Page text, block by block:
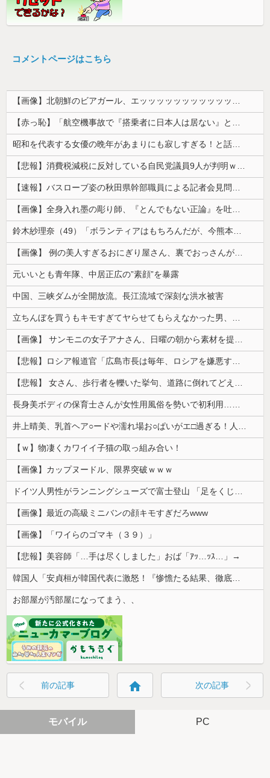
コメントページはこちら
【画像】北朝鮮のビアガール、エッッッッッッッッッッッッッッッッッ！
【赤っ恥】「航空機事故で『搭乗者に日本人は居ない』という発表は嫌い。人間として同じ価値だと思う」→ツッコミ殺到も「自分が気に入らないと思った」と...
昭和を代表する女優の晩年があまりにも寂しすぎる！と話題に、自身の子供を餓死する寸前までネグレクトした挙句……
【悲報】消費税減税に反対している自民党議員9人が判明ｗｗｗｗｗｗ
【速報】バスローブ姿の秋田県幹部職員による記者会見問題、ラブホテルからの参加だと特定「体調が優れなかったため...」とは何だったのか
【画像】全身入れ墨の彫り師、『とんでもない正論』を吐いて30万再生されてしまうｗｗｗｗｗｗｗ
鈴木紗理奈（49）「ボランティアはもちろんだが、今熊本へ旅行に行くことも支援になる」
【画像】 例の美人すぎるおにぎり屋さん、裏でおっさんが握っていたｗｗｗｗｗｗｗｗｗｗｗｗｗｗｗｗｗ
元いいとも青年隊、中居正広の”素顔”を暴露
中国、三峡ダムが全開放流。長江流域で深刻な洪水被害
立ちんぼを買うもキモすぎてヤらせてもらえなかった男、代わりの足コキでまさかの大量身寸米青ｗｗｗ
【画像】 サンモニの女子アナさん、日曜の朝から素材を提供してしまう
【悲報】ロシア報道官「広島市長は毎年、ロシアを嫌悪する『偽りの呪文』を繰り返し、日本人をゾンビ化させている」と主張
【悲報】 女さん、歩行者を轢いた挙句、道路に倒れてどえらいことになってしまうw w w w w w w
長身美ボディの保育士さんが女性用風俗を勢いで初利用…子供に絶対見せられないメスの顔でイキまくり。
井上晴美、乳首ヘア○ードや濡れ場お○ぱいがエ□過ぎる！人生最後のラスト写真集、最高！！
【ｗ】物凄くカワイイ子猫の取っ組み合い！
【画像】カップヌードル、限界突破ｗｗｗ
ドイツ人男性がランニングシューズで富士登山 「足をくじいて動けない」
【画像】最近の高級ミニバンの顔キモすぎだろwww
【画像】「ワイらのゴマキ（３９）」
【悲報】美容師「…手は尽くしました」おば「ｱｯ…ｯｽ…」→
韓国人「安貞桓が韓国代表に激怒！『惨憺たる結果、徹底的な刷新が必要だ』と監督や協会を痛烈批判」
お部屋が汚部屋になってまう、、
前の記事 home 次の記事
モバイル PC